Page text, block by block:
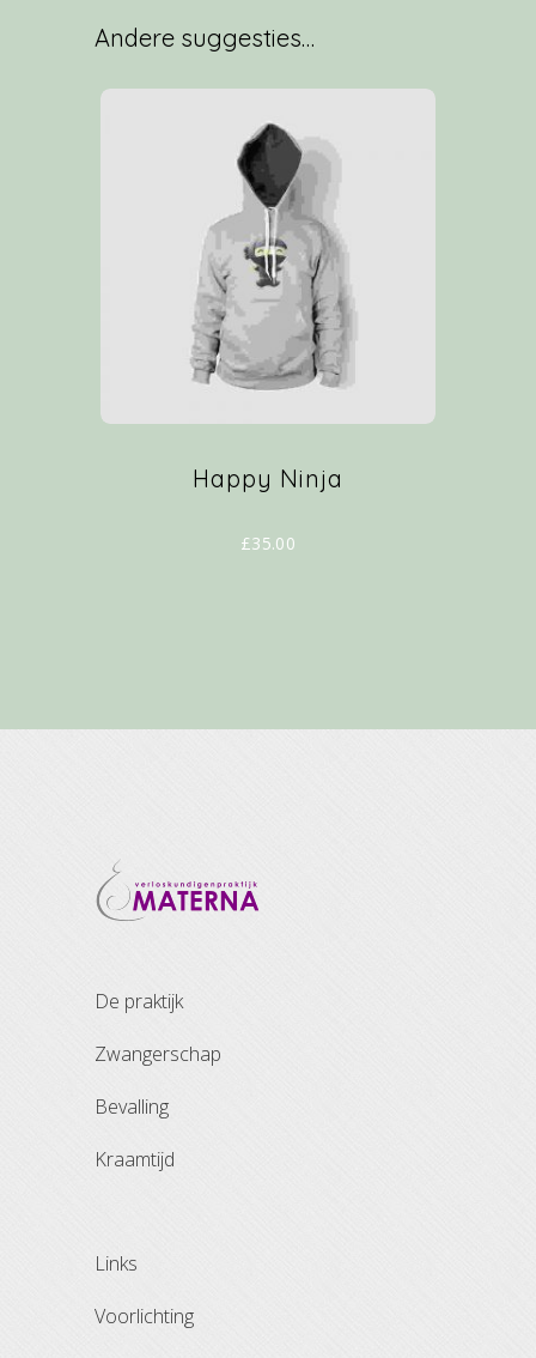
Andere suggesties…
Happy Ninja
£35.00
de praktijk
zwangerschap
bevalling
kraamtijd
links
voorlichting